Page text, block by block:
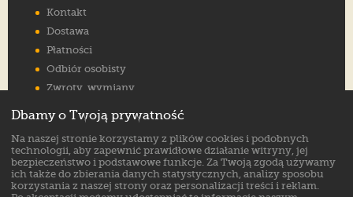
Kontakt
Dostawa
Płatności
Odbiór osobisty
Zwroty, wymiany
Jak wybrać rozmiar
FAQ
Znajdź nas na:
Dbamy o Twoją prywatność
Na naszej stronie korzystamy z plików cookies i podobnych
technologii, aby zapewnić prawidłowe działanie witryny, jej
bezpieczeństwo i podstawowe funkcje. Za Twoją zgodą używamy
ich także do zbierania danych statystycznych, analizy sposobu
korzystania z naszej strony oraz personalizacji treści i reklam.